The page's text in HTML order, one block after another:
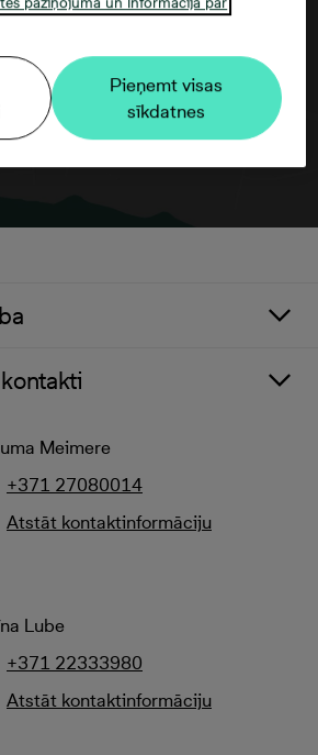
Meimere
+371 27080014
Atstāt kontaktinformāciju
Lube
+371 22333980
Atstāt kontaktinformāciju
Pieņemt visas
sīkdatnes